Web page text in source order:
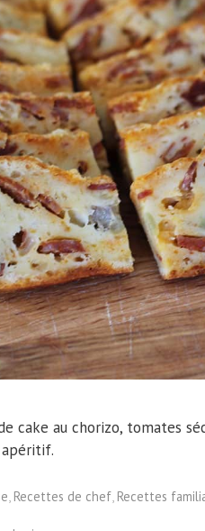
cake au chorizo, tomates
, Recettes de chef, Recettes